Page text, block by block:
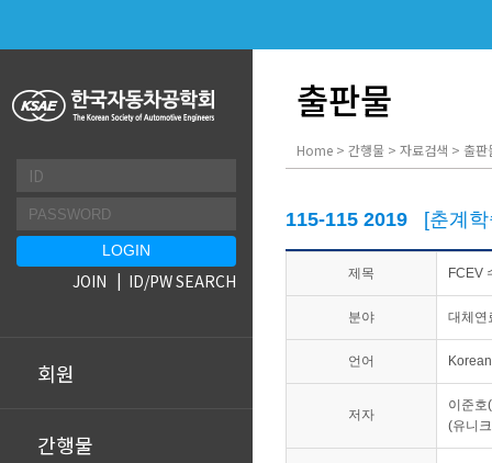
회원
간행물
JOIN ID/PW SEARCH
출판물
Home > 간행물 > 자료검색 > 출판
115-115 2019 [춘계
제목 FCEV
분야 대체연
언어 Korean
저자
이준호
(유니